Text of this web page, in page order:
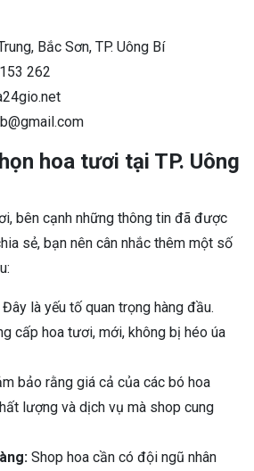
Bắc Sơn, TP. Uông Bí
262
hoa tươi tại TP. Uông
bên cạnh những thông tin đã được
sẻ, bạn nên cân nhắc thêm một số
Đây là yếu tố quan trọng hàng đầu.
cấp hoa tươi, mới, không bị héo úa
bảo rằng giá cả của các bó hoa
lượng và dịch vụ mà shop cung
Shop hoa cần có đội ngũ nhân